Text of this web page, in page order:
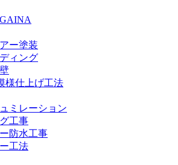
ー塗装
ィング
様仕上げ工法
ミレーション
工事
防水工事
工法